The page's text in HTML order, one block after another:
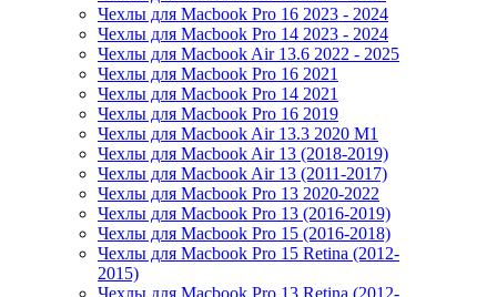
Чехлы для Macbook Pro 16 2023 - 2024
Чехлы для Macbook Pro 14 2023 - 2024
Чехлы для Macbook Air 13.6 2022 - 2025
Чехлы для Macbook Pro 16 2021
Чехлы для Macbook Pro 14 2021
Чехлы для Macbook Pro 16 2019
Чехлы для Macbook Air 13.3 2020 M1
Чехлы для Macbook Air 13 (2018-2019)
Чехлы для Macbook Air 13 (2011-2017)
Чехлы для Macbook Pro 13 2020-2022
Чехлы для Macbook Pro 13 (2016-2019)
Чехлы для Macbook Pro 15 (2016-2018)
Чехлы для Macbook Pro 15 Retina (2012-
2015)
Чехлы для Macbook Pro 13 Retina (2012-